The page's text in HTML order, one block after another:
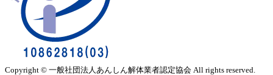
Copyright © 一般社団法人あんしん解体業者認定協会 All rights reserved.